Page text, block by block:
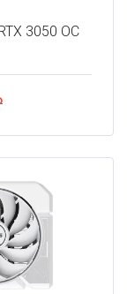
3050 OC